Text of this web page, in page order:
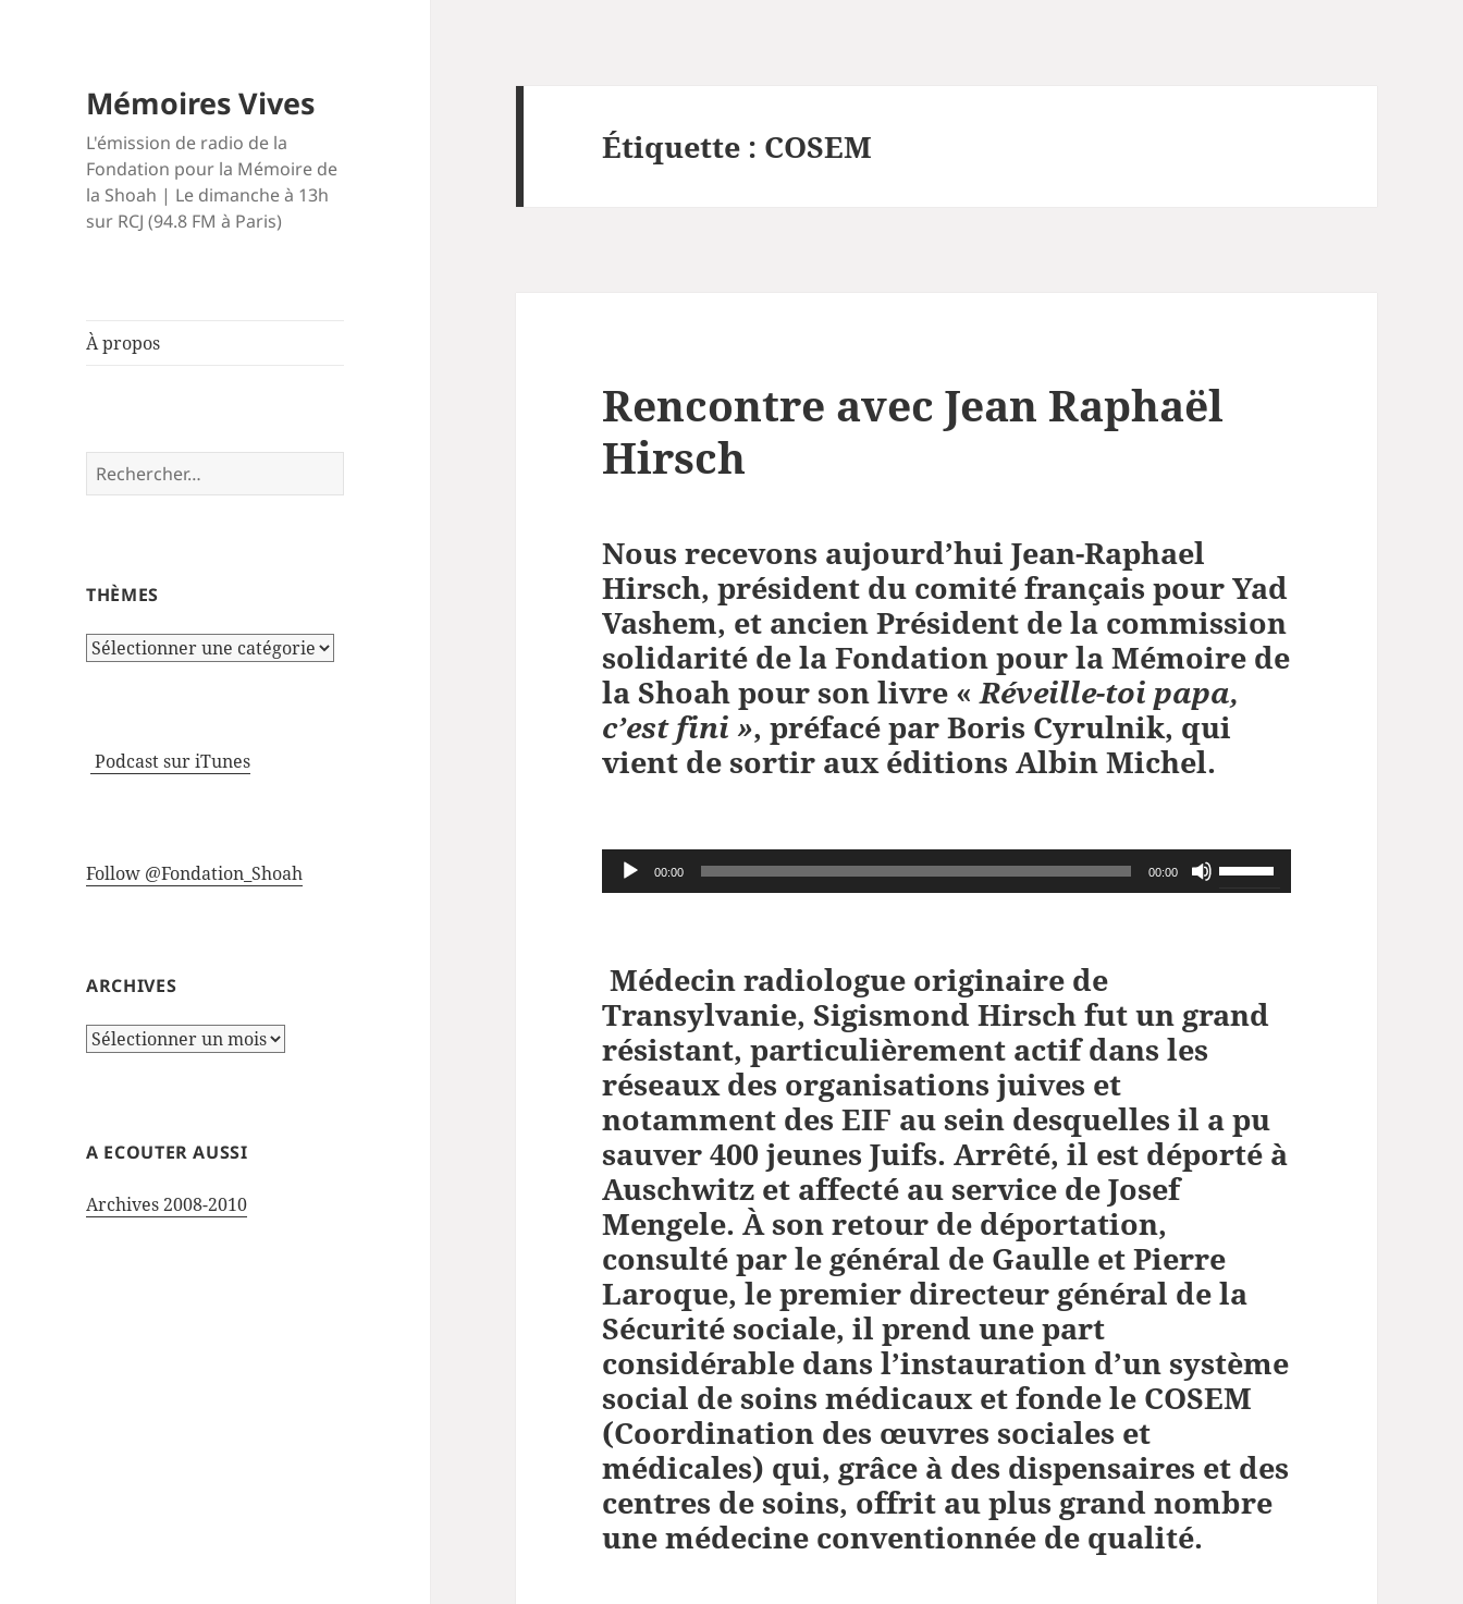
Mémoires Vives
L'émission de radio de la
Fondation pour la Mémoire de
la Shoah | Le dimanche à 13h
sur RCJ (94.8 FM à Paris)
À propos
Rechercher :
THÈMES
Thèmes
Podcast sur iTunes
Follow @Fondation_Shoah
ARCHIVES
Archives
A ECOUTER AUSSI
Archives 2008-2010
Étiquette : COSEM
Rencontre avec Jean Raphaël
Hirsch
Nous recevons aujourd’huiJean-Raphael
Hirsch, président du comité français pour Yad
Vashem, et ancien Président de la commission
solidarité de la Fondation pour la Mémoire de
la Shoah pour son livre « Réveille-toi papa,
c’est fini », préfacé par Boris Cyrulnik, qui
vient de sortir aux éditions Albin Michel.
Lecteur
audio
00:00 00:00
diminuer
Médecin radiologue originaire de
Transylvanie, Sigismond Hirsch fut un grand
résistant, particulièrement actif dans les
réseaux des organisations juives et
notamment des EIF au sein desquelles il a pu
sauver 400 jeunes Juifs. Arrêté, il est déporté à
Auschwitz et affecté au service de Josef
Mengele. À son retour de déportation,
consulté par le général de Gaulle et Pierre
Laroque, le premier directeur général de la
Sécurité sociale, il prend une part
considérable dans l’instauration d’un système
social de soins médicaux et fonde le COSEM
(Coordination des œuvres sociales et
médicales) qui, grâce à des dispensaires et des
centres de soins, offrit au plus grand nombre
une médecine conventionnée de qualité.